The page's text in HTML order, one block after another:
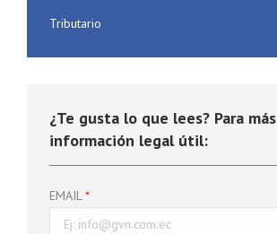
Tributario
¿Te gusta lo que lees? Para más
información legal útil:
EMAIL